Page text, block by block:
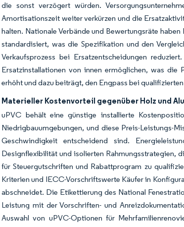
die sonst verzögert würden.
Amortisationszeit weiter verkürzen und die
halten. Nationale Verbände und Bewertungsräte
standardisiert, was die Spezifikation und den
Verkaufsprozess bei Ersatzentscheidungen
Ersatzinstallationen von innen ermöglichen, was
erhöht und dazu beiträgt, den Engpass bei
Materieller Kostenvorteil gegenüber Holz und
uPVC behält eine günstige installierte
Niedrigbauumgebungen, und diese Preis-Leistungs-
Geschwindigkeit entscheidend sind.
Designflexibilität und isolierten Rahmungsstrategien,
für Steuergutschriften und Rabattprogram zu
Kriterien und IECC-Vorschriftswerte Käufer in
abschneidet. Die Etikettierung des National
Leistung mit der Vorschriften- und
Auswahl von uPVC-Optionen für